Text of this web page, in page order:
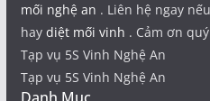
mối nghệ an . Liên hệ ngay
hay diệt mối vinh . Cảm ơn
Tạp vụ 5S Vinh Nghệ An
Tạp vụ 5S Vinh Nghệ An